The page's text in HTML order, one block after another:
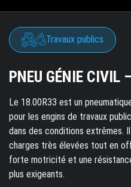
Travaux publics
PNEU GÉNIE CIVIL
Le 18.00R33 est un
pour les engins de travaux
dans des conditions extrêmes.
charges très élevées tout en
forte motricité et une
plus exigeants.